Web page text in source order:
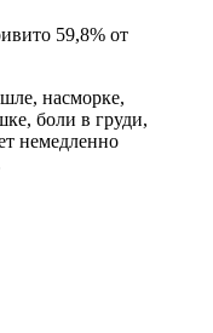
59,8% от
насморке,
боли в груди,
немедленно